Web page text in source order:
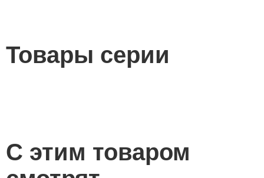
Товары серии
С этим товаром